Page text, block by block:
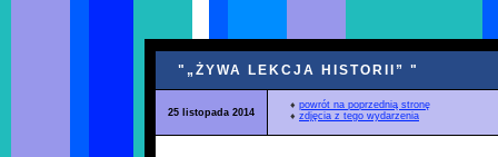
"„ŻYWA LEKCJA HISTORII” "
25 listopada 2014
♦ powrót na poprzednią stronę
♦ zdjęcia z tego wydarzenia